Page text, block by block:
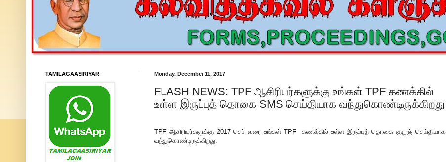
Monday, December 11, 2017
FLASH NEWS: TPF ஆசிரியர்களுக்கு உங்கள் TPF கணக்கில்
உள்ள இருப்புத் தொகை SMS செய்தியாக வந்துகொண்டிருக்கிறது
TPF ஆசிரியர்களுக்கு 2017 செப் வரை உங்கள் TPF கணக்கில் உள்ள இருப்புத் தொகை குறுஞ் செய்தியாக
வந்துகொண்டிருக்கிறது.
TAMILAGAASIRIYAR